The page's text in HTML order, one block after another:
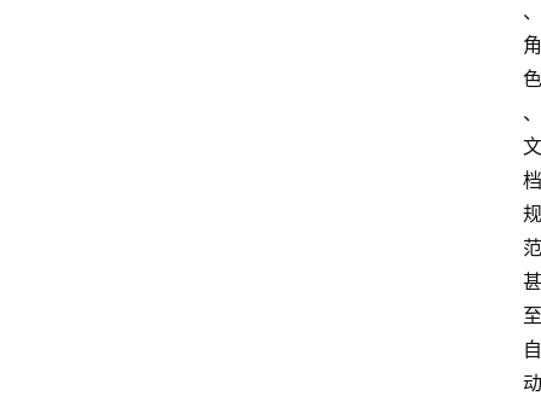
、
角
色
、
文
档
规
范
甚
至
自
动